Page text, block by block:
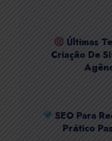
Últimas
Criação De
SEO Para
Prático